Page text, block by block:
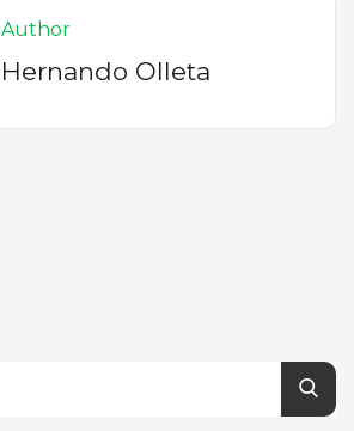
Author
Hernando Olleta